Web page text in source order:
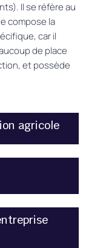
. Il se réfère au
compose la
car il
de place
et possède
agricole